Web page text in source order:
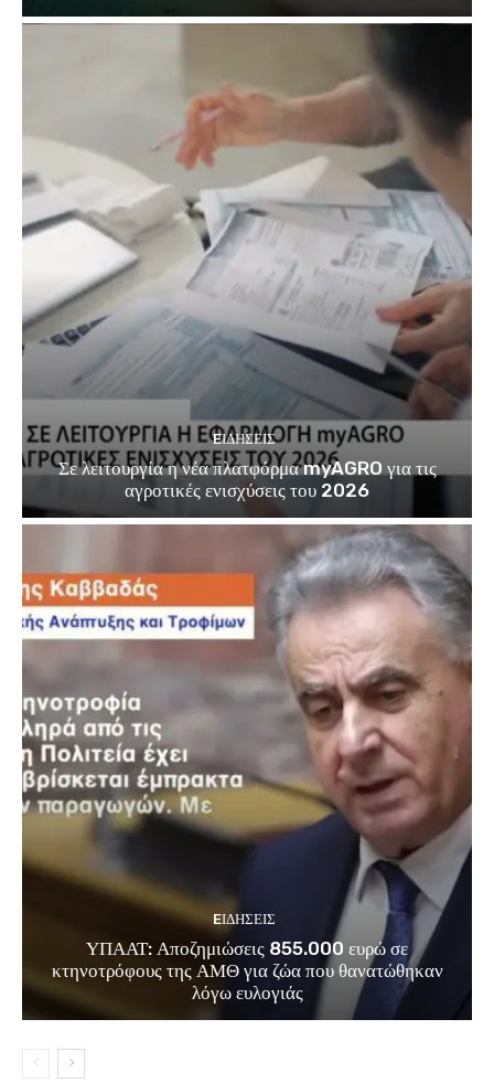
EΙΔΗΣΕΙΣ
Σε λειτουργία η νέα πλατφόρμα myAGRO για τις
αγροτικές ενισχύσεις του 2026
EΙΔΗΣΕΙΣ
ΥΠΑΑΤ: Αποζημιώσεις 855.000 ευρώ σε
κτηνοτρόφους της ΑΜΘ για ζώα που θανατώθηκαν
λόγω ευλογιάς